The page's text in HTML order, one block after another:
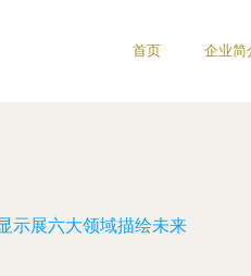
首页 企业简
示展六大领域描绘未来